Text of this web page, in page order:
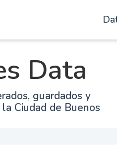
Data
guardados y
Ciudad de Buenos